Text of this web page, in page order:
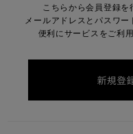
こちらから会員登録を
メールアドレスとパスワー
便利にサービスをご利